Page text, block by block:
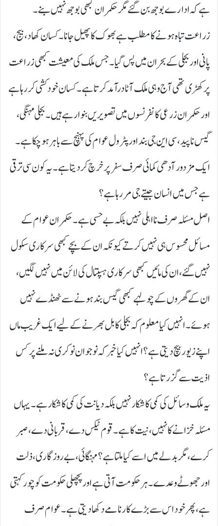
ہے کہ ادارے بوجھ بن گئے مگر حکمران کبھی بوجھ نہیں بنے۔
زراعت تباہ ہونے کا مطلب ہے بھوک کا پھیل جانا۔ کسان کھاد، بیج،
پانی اور بجلی کے بحران میں پس گیا۔ جس ملک کی معیشت کبھی زراعت
پر کھڑی تھی آج وہی ملک آٹا درآمد کرتا ہے۔ کسان خودکشی کر رہا ہے
اور حکمران زرعی کانفرنسوں میں تصویریں بنوا رہے ہیں۔ بجلی مہنگی،
گیس ناپید، سی این جی بند اور پٹرول عوام کی پہنچ سے باہر ہو چکا ہے۔
ایک مزدور آدھی کمائی صرف سفر پر خرچ کر دیتا ہے۔ یہ کون سی ترقی
ہے جس میں انسان جیتے جی مر رہا ہے؟
اصل مسئلہ صرف نااہلی نہیں بلکہ بے حسی ہے۔ حکمران عوام کے
مسائل محسوس ہی نہیں کرتے کیونکہ ان کے بچے کبھی سرکاری سکول
نہیں گئے، ان کی مائیں کبھی سرکاری ہسپتال کی لائن میں نہیں لگیں،
ان کے گھروں کے چولہے کبھی گیس بند ہونے سے ٹھنڈے نہیں
ہوئے۔ انہیں کیا معلوم کہ بجلی کا بل بھرنے کے لیے ایک غریب ماں
اپنے زیور بیچ دیتی ہے؟ انہیں کیا خبر کہ نوجوان نوکری نہ ملنے پر کس
اذیت سے گزرتا ہے؟
یہ ملک وسائل کی کمی کا شکار نہیں بلکہ دیانت کی کمی کا شکار ہے۔ یہاں
مسئلہ خزانے کا نہیں، نیت کا ہے۔ قوم ٹیکس دے، قربانی دے، صبر
کرے، مگر بدلے میں اسے کیا ملتا ہے؟ مہنگائی، بے روزگاری، ذلت
اور جھوٹے وعدے۔ ہر حکومت آتی ہے اور پچھلی حکومت کو چور کہتی
ہے، پھر خود اس سے بڑے کارنامے دکھا دیتی ہے۔ عوام صرف